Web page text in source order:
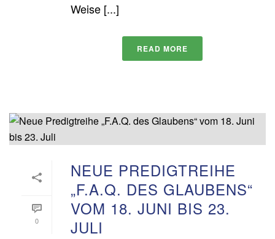
Weise [...]
READ MORE
0
NEUE PREDIGTREIHE
„F.A.Q. DES GLAUBENS“
VOM 18. JUNI BIS 23.
JULI